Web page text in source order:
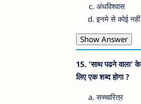
अंधविश्वास
इनमे से कोई नहीं
Show Answer
15. 'साथ पढने वाला' के
लिए एक शब्द होगा ?
सच्चारित्र